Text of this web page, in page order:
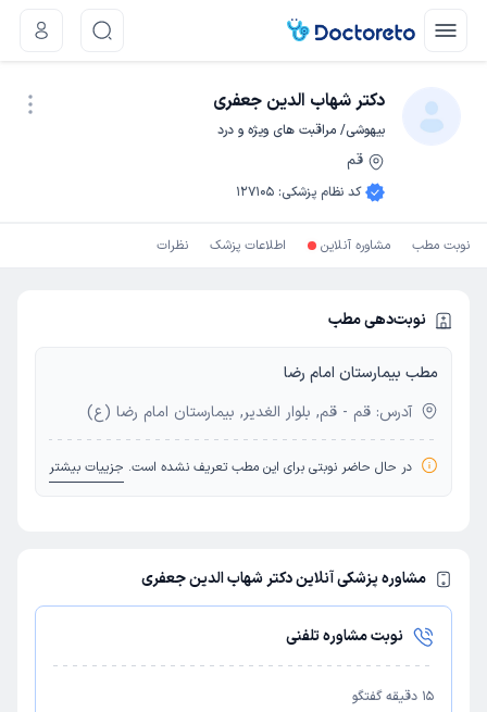
دکتر شهاب الدین جعفری
بیهوشی/ مراقبت های ویژه و درد
قم
کد نظام پزشکی:
127105
نوبت مطب مشاوره آنلاین اطلاعات پزشک نظرات
نوبت‌دهی مطب
مطب بیمارستان امام رضا
آدرس: قم - قم, بلوار الغدیر, بیمارستان امام رضا (ع)
در حال حاضر نوبتی برای این مطب تعریف نشده است. جزییات بیشتر
مشاوره پزشکی آنلاین دکتر شهاب الدین جعفری
نوبت مشاوره تلفنی
15 دقیقه گفتگو